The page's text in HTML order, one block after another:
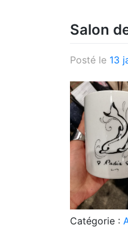
Salon
Posté le 13
Catégorie :